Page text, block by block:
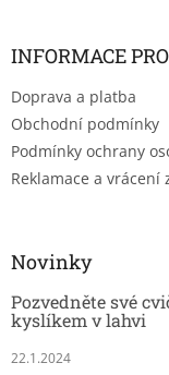
INFORMACE
Doprava a platba
Obchodní podmínky
Podmínky ochrany
Reklamace a vrácení
Novinky
Pozvedněte své
kyslíkem v lahvi
22.1.2024